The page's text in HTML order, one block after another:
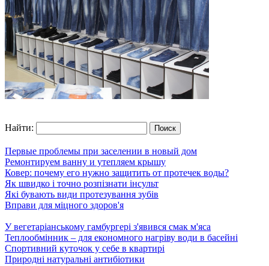
Найти:
Первые проблемы при заселении в новый дом
Ремонтируем ванну и утепляем крышу
Ковер: почему его нужно защитить от протечек воды?
Як швидко і точно розпізнати інсульт
Які бувають види протезування зубів
Вправи для міцного здоров'я
У вегетаріанському гамбургері з'явився смак м'яса
Теплообмінник – для економного нагріву води в басейні
Спортивний куточок у себе в квартирі
Природні натуральні антибіотики